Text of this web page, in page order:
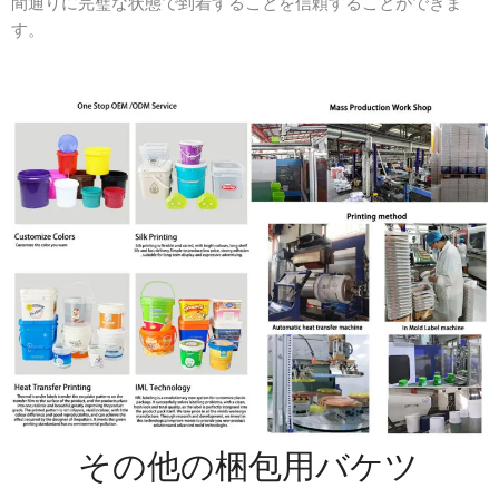
す。
その他の梱包用バケツ